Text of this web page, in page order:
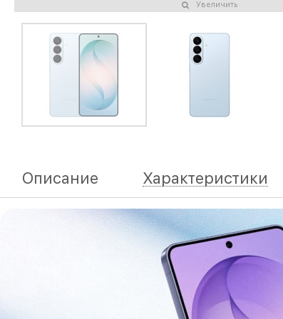
Увеличить
Описание Характеристики